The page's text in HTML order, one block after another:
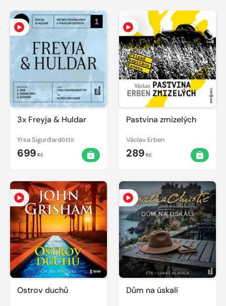
3x Freyja & Huldar
Yrsa Sigurđardóttir
699 Kč
Pastvina zmizelých
Václav Erben
289 Kč
Ostrov duchů Dům na úskalí